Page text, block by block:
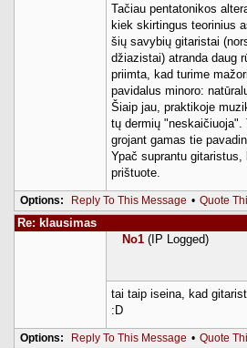
Tačiau pentatonikos
kiek skirtingus teorinius
šių savybių gitaristai
džiazistai) atranda daug
priimta, kad turime
pavidalus minoro:
Šiaip jau, praktikoje
tų dermių "neskaičiuoja".
grojant gamas tie
Ypač suprantu
prištuote.
Options: Reply To This Message • Quote
Re: klausimas
No1 (IP Logged)
tai taip iseina, kad
:D
Options: Reply To This Message • Quote